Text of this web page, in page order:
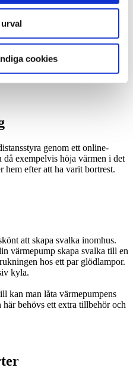
cookies
störs normalt inte av
en installerad anläggning så
genom ett online-
exempelvis höja värmen i det
hem efter att ha varit bortrest.
att skapa svalka inomhus.
värmepump skapa svalka till en
hos ett par glödlampor.
kyla.
kan man låta värmepumpens
behövs ett extra tillbehör och